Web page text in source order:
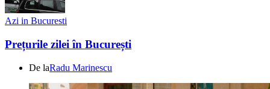
Azi in Bucuresti
Prețurile zilei în București
De laRadu Marinescu